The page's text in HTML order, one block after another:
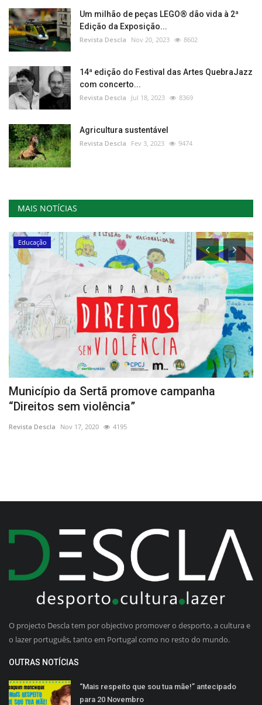
Um milhão de peças LEGO® dão vida à 2ª
Edição da Exposição...
Revista Descla Nov 20, 2023 8602
14ª edição do Festival das Artes QuebraJazz
com concerto...
Revista Descla Jul 18, 2023 8369
Agricultura sustentável
Revista Descla Fev 3, 2023 9474
MAIS NOTÍCIAS
Educação
Município da Sertã promove campanha
“Direitos sem violência”
Revista Descla Nov 17, 2020 4195
O projecto Descla tem por objectivo promover o desporto, a cultura e
o lazer português, tanto em Portugal como no resto do mundo.
OUTRAS NOTÍCIAS
“Mais respeito que sou tua mãe!” antecipado
para 20 Novembro